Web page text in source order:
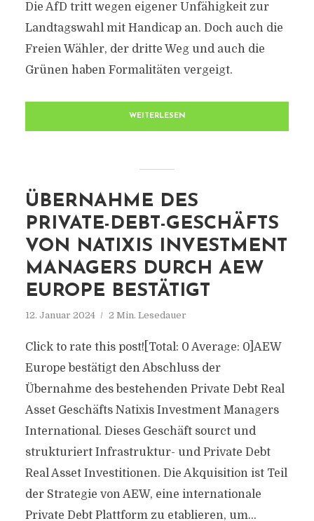
Die AfD tritt wegen eigener Unfähigkeit zur
Landtagswahl mit Handicap an. Doch auch die
Freien Wähler, der dritte Weg und auch die
Grünen haben Formalitäten vergeigt.
WEITERLESEN
ÜBERNAHME DES
PRIVATE-DEBT-GESCHÄFTS
VON NATIXIS INVESTMENT
MANAGERS DURCH AEW
EUROPE BESTÄTIGT
12. Januar 2024 2 Min. Lesedauer
Click to rate this post![Total: 0 Average: 0]AEW
Europe bestätigt den Abschluss der
Übernahme des bestehenden Private Debt Real
Asset Geschäfts Natixis Investment Managers
International. Dieses Geschäft sourct und
strukturiert Infrastruktur- und Private Debt
Real Asset Investitionen. Die Akquisition ist Teil
der Strategie von AEW, eine internationale
Private Debt Plattform zu etablieren, um...